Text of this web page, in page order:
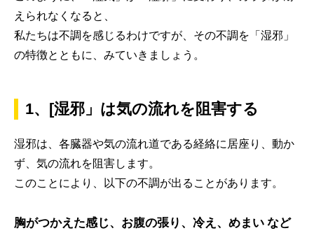
えられなくなると、
私たちは不調を感じるわけですが、その不調を「湿邪」
の特徴とともに、みていきましょう。
1、[湿邪」は気の流れを阻害する
湿邪は、各臓器や気の流れ道である経絡に居座り、動か
ず、気の流れを阻害します。
このことにより、以下の不調が出ることがあります。
胸がつかえた感じ、お腹の張り、冷え、めまい など